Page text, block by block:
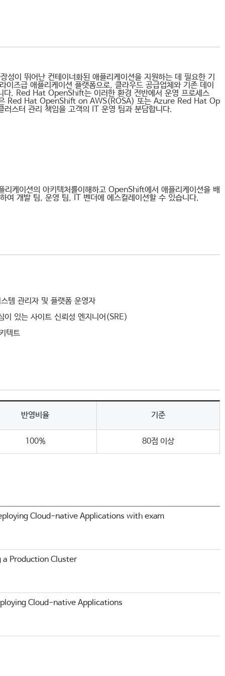
이 뛰어난 컨테이너화된 애플리케이션을 지원하는 데 필요한 기
즈급 애플리케이션 플랫폼으로, 클라우드 공급업체와 기존 데이
다. Red Hat OpenShift는 이러한 환경 전반에서 운영 프로세스
은 Red Hat OpenShift on AWS(ROSA) 또는 Azure Red Hat Op
터 관리 책임을 고객의 IT 운영 팀과 분담합니다.
케이션의 아키텍처를이해하고 OpenShift에서 애플리케이션을 배
여 개발 팀, 운영 팀, IT 벤더에 에스컬레이션할 수 있습니다.
템 관리자 및 플랫폼 운영자
이 있는 사이트 신뢰성 엔지니어(SRE)
텍트
반영비율 기준
100% 80점 이상
Cloud-native Applications with exam
Production Cluster
Cloud-native Applications